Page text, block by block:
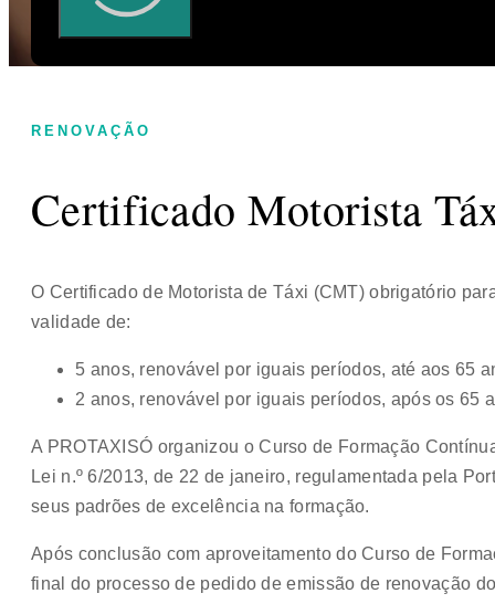
RENOVAÇÃO
Certificado Motorista
O Certificado de Motorista de Táxi (CMT) obrigatório
validade de:
5 anos, renovável por iguais períodos, até aos 65
2 anos, renovável por iguais períodos, após os 65
A PROTAXISÓ organizou o Curso de Formação
Lei n.º 6/2013, de 22 de janeiro, regulamentada pela
seus padrões de excelência na formação.
Após conclusão com aproveitamento do Curso de
final do processo de pedido de emissão de renovação